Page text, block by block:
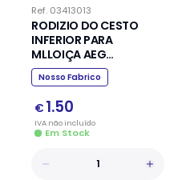
Ref. 03413013
RODIZIO DO CESTO
INFERIOR PARA
MLLOIÇA AEG
ELECTROLUX ZANUSSI
Nosso Fabrico
€ 1.50
IVA nãoincluído
Em Stock